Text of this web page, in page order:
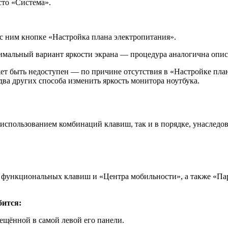
«Система».
кнопке «Настройка плана электропитания».
вариант яркости экрана — процедура аналогична
быть недоступен — по причине отсутствия в «Настройке
других способа изменить яркость монитора ноутбука.
комбинаций клавиш, так и в порядке,
клавиш и «Центра мобильности», а также
в самой левой его панели.